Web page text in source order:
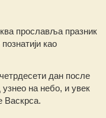
прославља празник
као
дан после
на небо, и увек
Васкрса.